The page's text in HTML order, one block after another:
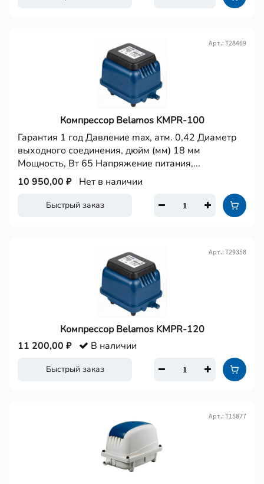
Компрессор Belamos KMPR-100
Арт.: Т28469
Гарантия 1 год Давление max, атм. 0,42 Диаметр
выходного соединения, дюйм (мм) 18 мм
Мощность, Вт 65 Напряжение питания,...
Быстрый заказ
10 950,00 ₽ Нет в наличии
Компрессор Belamos KMPR-120
Арт.: Т29358
Быстрый заказ
11 200,00 ₽ В наличии
Арт.: Т15877